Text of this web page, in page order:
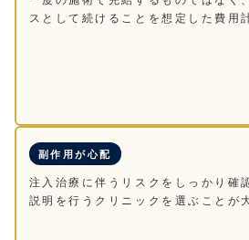
スとして続けることを想定した費用
副作用が心配
注入治療に伴うリスクをしっかり確
説明を行うクリニックを選ぶことが